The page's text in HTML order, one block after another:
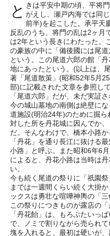
と きは平安中期の頃、平将
がえし、瀬戸内海では同
前半)を起こした。承平天
反乱のうち、将門の乱は2ヶ月
は2年という長きにわたった。
の豪族の中に「備後國には尾
という。この尾道六郎の館「
地にあったという。(以上は、
著「尾道散策」(昭和52年5月
部)に記載された文章を参照し
「尾道六郎」だが、未だ実証
今の城山墓地の南側は絶壁に
道施設(明治24年)のために掘
対した所を丹花城に因んでか
だ。そんなわけで、橋本小路か
「丹花」を通り長江に抜ける
小路」と呼ぶ。また昭和6年6
によると、丹花小路は当時は
い。
今も続く尾道の祭りに「祇園
までは一週間くらい続く大掛
ックスは勇壮な喧嘩神輿の「三
この祭りにつきものが露店の「
「丹花飴」は、もろぶたいっ
で、ノミで割りながら売られ
塊を入れると、最初は硬いが